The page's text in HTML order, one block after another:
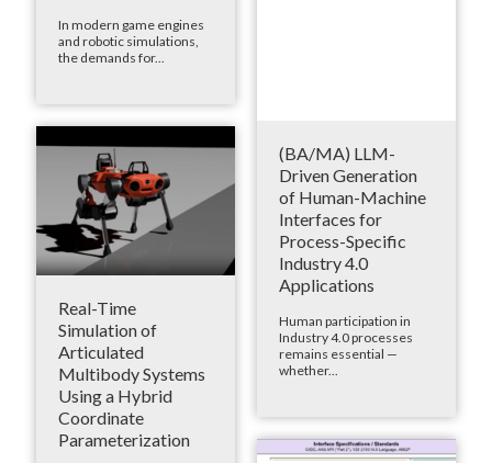
In modern game engines
and robotic simulations,
the demands for...
(BA/MA) LLM-
Driven Generation
of Human-Machine
Interfaces for
Process-Specific
Industry 4.0
Applications
Human participation in
Industry 4.0 processes
remains essential —
whether...
Real-Time
Simulation of
Articulated
Multibody Systems
Using a Hybrid
Coordinate
Parameterization